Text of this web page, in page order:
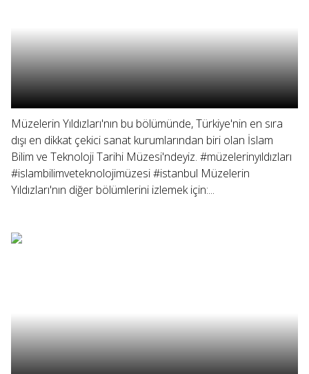
Müzelerin Yıldızları'nın bu bölümünde, Türkiye'nin en sıra
dışı en dikkat çekici sanat kurumlarından biri olan İslam
Bilim ve Teknoloji Tarihi Müzesi'ndeyiz. #müzelerinyıldızları
#islambilimveteknolojimüzesi #istanbul Müzelerin
Yıldızları'nın diğer bölümlerini izlemek için:...